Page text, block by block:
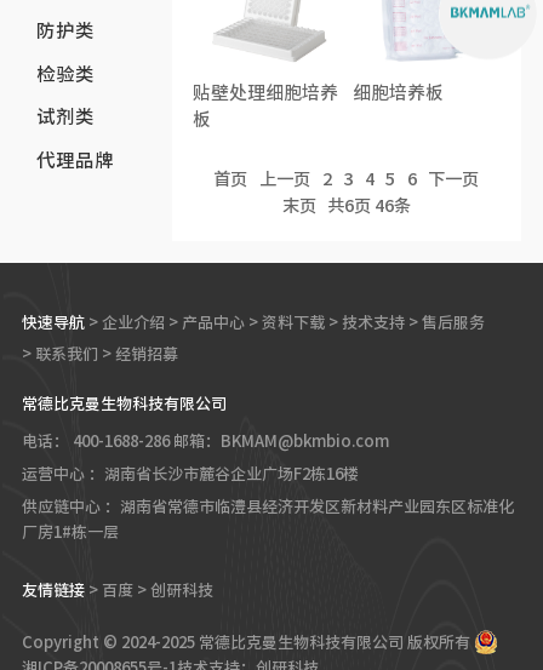
防护类
检验类
试剂类
代理品牌
贴壁处理细胞培养
板
细胞培养板
首页 上一页 2 3 4 5 6
下一页
末页
共6页 46条
快速导航 > 企业介绍 > 产品中心 > 资料下载 > 技术支持 > 售后服务
> 联系我们 > 经销招募
常德比克曼生物科技有限公司
电话： 400-1688-286邮箱：BKMAM@bkmbio.com
运营中心 ：湖南省长沙市麓谷企业广场F2栋16楼
供应链中心 ：湖南省常德市临澧县经济开发区新材料产业园东区标准化
厂房1#栋一层
友情链接 > 百度 > 创研科技
Copyright © 2024-2025 常德比克曼生物科技有限公司 版权所有